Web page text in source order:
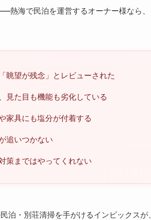
熱海で民泊を運営するオーナー様なら
眺望が残念」とレビューされた
見た目も機能も劣化している
家具にも塩分が付着する
追いつかない
策まではやってくれない
泊・別荘清掃を手がけるインビックス